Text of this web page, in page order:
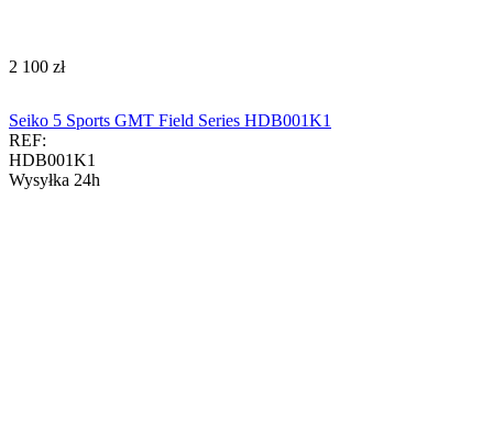
‍2 100‍ zł
Seiko 5 Sports GMT Field Series HDB001K1
REF:
HDB001K1
Wysyłka 24h